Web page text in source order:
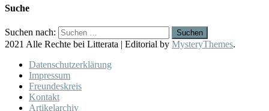
Suche
Suchen nach:
2021 Alle Rechte bei Litterata | Editorial by MysteryThemes.
Datenschutzerklärung
Impressum
Freundeskreis
Kontakt
Artikelarchiv